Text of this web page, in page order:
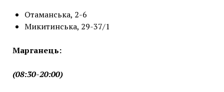
Отаманська, 2-6
Микитинська, 29-37/1
Марганець:
(08:30-20:00)